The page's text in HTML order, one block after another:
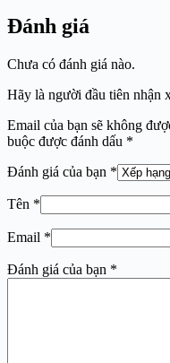
Đánh giá
Chưa có đánh giá nào.
Hãy là người đầu tiên nhận
Email của bạn sẽ không
buộc được đánh dấu *
Đánh giá của bạn *
Tên *
Email *
Đánh giá của bạn *